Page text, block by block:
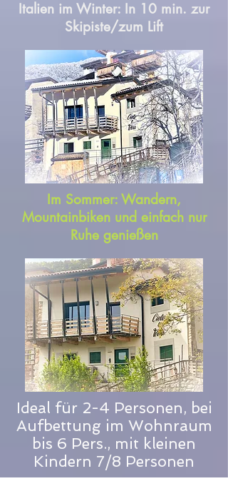
Italien im Winter: In 10 min. zur
Skipiste/zum Lift
Im Sommer: Wandern,
Mountainbiken und einfach nur
Ruhe genießen
Ideal für 2-4 Personen, bei
Aufbettung im Wohnraum
bis 6 Pers., mit kleinen
Kindern 7/8 Personen